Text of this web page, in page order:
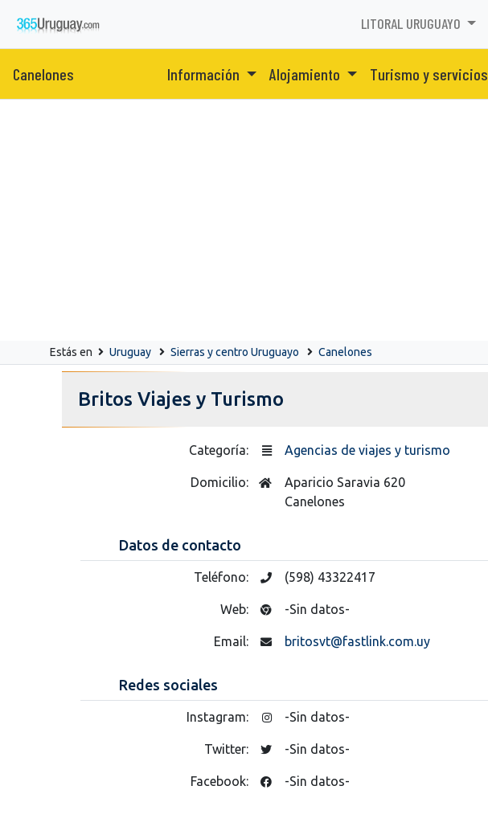
LITORAL URUGUAYO
Canelones Información Alojamiento Turismo y servicios
Estás en Uruguay Sierras y centro Uruguayo Canelones
Britos Viajes y Turismo
Categoría: Agencias de viajes y turismo
Domicilio:
Aparicio Saravia 620
Canelones
Datos de contacto
Teléfono: (598) 43322417
Web: -Sin datos-
Email: britosvt@fastlink.com.uy
Redes sociales
Instagram: -Sin datos-
Twitter: -Sin datos-
Facebook: -Sin datos-